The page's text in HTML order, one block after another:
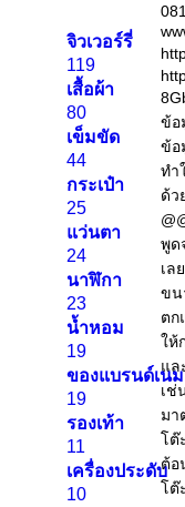
จิวเวอร์รี่
119
เสื้อผ้า
80
เข็มขัด
44
กระเป๋า
25
แว่นตา
24
นาฬิกา
23
น้ำหอม
19
ของแบรนด์เนม
19
รองเท้า
11
เครื่องประดับ
10